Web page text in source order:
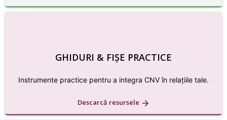
GHIDURI & FIȘE PRACTICE
Instrumente practice pentru a integra CNV în relațiile tale.
Descarcă resursele